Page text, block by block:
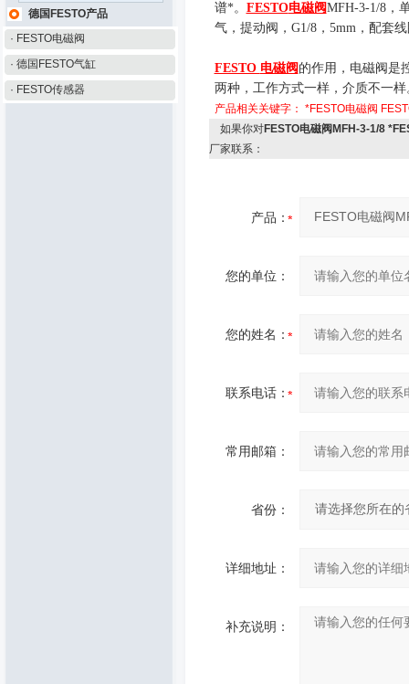
德国FESTO产品
· FESTO电磁阀
· 德国FESTO气缸
· FESTO传感器
谱*。 FESTO电磁阀MFH-3-1/8，
气，提动阀， G1/8， 5mm，配套线
FESTO 电磁阀 的作用， 电磁阀是
两种，工作方式一样，介质不一样
产品相关关键字： *FESTO电磁阀
如果你对FESTO电磁阀MFH-3-1/8
厂家联系：
产品：
您的单位：
您的姓名：
联系电话：
常用邮箱：
省份：
详细地址：
补充说明：